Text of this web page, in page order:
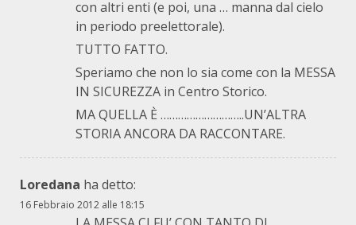
con altri enti (e poi, una … manna dal cielo
in periodo preelettorale).
TUTTO FATTO.
Speriamo che non lo sia come con la MESSA
IN SICUREZZA in Centro Storico.
MA QUELLA È ………………………..UN’ALTRA
STORIA ANCORA DA RACCONTARE.
Loredana ha detto:
16 Febbraio 2012 alle 18:15